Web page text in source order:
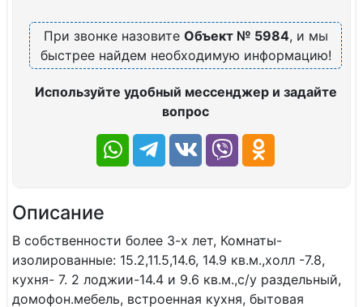
При звонке назовите Объект № 5984, и мы
быстрее найдем необходимую информацию!
Используйте удобный мессенджер и задайте
вопрос
Описание
В собственности более 3-х лет, Комнаты-
изолированные: 15.2,11.5,14.6, 14.9 кв.м.,холл -7.8,
кухня- 7. 2 лоджии-14.4 и 9.6 кв.м.,с/у раздельный,
домофон.мебель, встроенная кухня, бытовая